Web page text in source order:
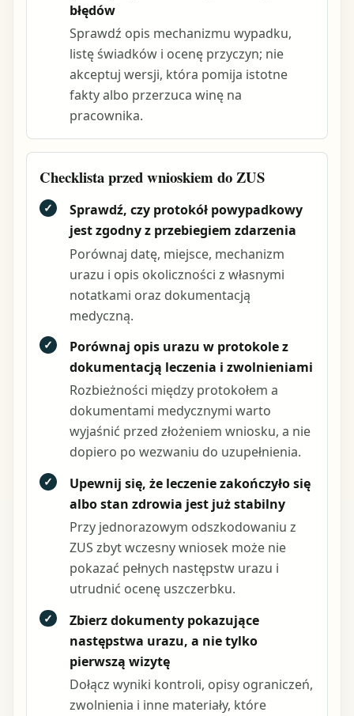
błędów
Sprawdź opis mechanizmu wypadku,
listę świadków i ocenę przyczyn; nie
akceptuj wersji, która pomija istotne
fakty albo przerzuca winę na
pracownika.
Checklista przed wnioskiem do ZUS
✓
Sprawdź, czy protokół powypadkowy
jest zgodny z przebiegiem zdarzenia
Porównaj datę, miejsce, mechanizm
urazu i opis okoliczności z własnymi
notatkami oraz dokumentacją
medyczną.
✓
Porównaj opis urazu w protokole z
dokumentacją leczenia i zwolnieniami
Rozbieżności między protokołem a
dokumentami medycznymi warto
wyjaśnić przed złożeniem wniosku, a nie
dopiero po wezwaniu do uzupełnienia.
✓
Upewnij się, że leczenie zakończyło się
albo stan zdrowia jest już stabilny
Przy jednorazowym odszkodowaniu z
ZUS zbyt wczesny wniosek może nie
pokazać pełnych następstw urazu i
utrudnić ocenę uszczerbku.
✓
Zbierz dokumenty pokazujące
następstwa urazu, a nie tylko
pierwszą wizytę
Dołącz wyniki kontroli, opisy ograniczeń,
zwolnienia i inne materiały, które